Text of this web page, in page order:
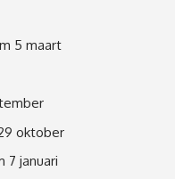
5 maart
oktober
7 januari